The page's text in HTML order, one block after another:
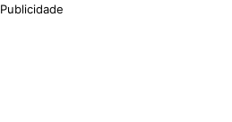
Publicidade